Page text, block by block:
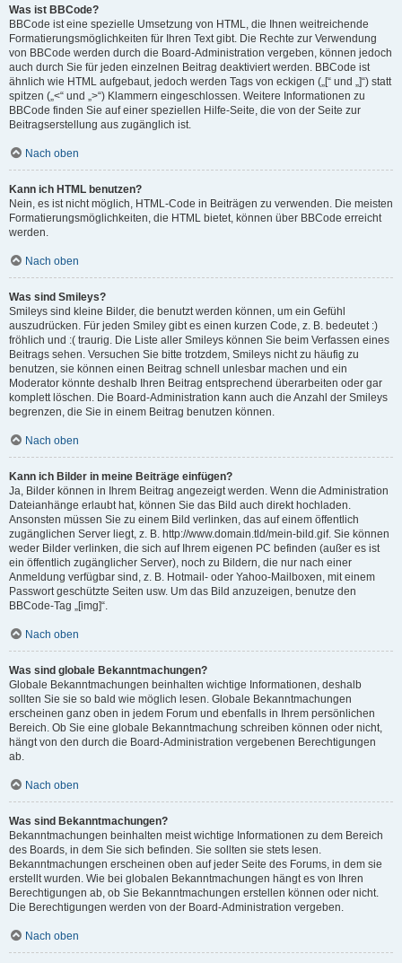
Was ist BBCode?
BBCode ist eine spezielle Umsetzung von HTML, die Ihnen weitreichende
Formatierungsmöglichkeiten für Ihren Text gibt. Die Rechte zur Verwendung
von BBCode werden durch die Board-Administration vergeben, können jedoch
auch durch Sie für jeden einzelnen Beitrag deaktiviert werden. BBCode ist
ähnlich wie HTML aufgebaut, jedoch werden Tags von eckigen („[“ und „]“) statt
spitzen („<“ und „>“) Klammern eingeschlossen. Weitere Informationen zu
BBCode finden Sie auf einer speziellen Hilfe-Seite, die von der Seite zur
Beitragserstellung aus zugänglich ist.
Nach oben
Kann ich HTML benutzen?
Nein, es ist nicht möglich, HTML-Code in Beiträgen zu verwenden. Die meisten
Formatierungsmöglichkeiten, die HTML bietet, können über BBCode erreicht
werden.
Nach oben
Was sind Smileys?
Smileys sind kleine Bilder, die benutzt werden können, um ein Gefühl
auszudrücken. Für jeden Smiley gibt es einen kurzen Code, z. B. bedeutet :)
fröhlich und :( traurig. Die Liste aller Smileys können Sie beim Verfassen eines
Beitrags sehen. Versuchen Sie bitte trotzdem, Smileys nicht zu häufig zu
benutzen, sie können einen Beitrag schnell unlesbar machen und ein
Moderator könnte deshalb Ihren Beitrag entsprechend überarbeiten oder gar
komplett löschen. Die Board-Administration kann auch die Anzahl der Smileys
begrenzen, die Sie in einem Beitrag benutzen können.
Nach oben
Kann ich Bilder in meine Beiträge einfügen?
Ja, Bilder können in Ihrem Beitrag angezeigt werden. Wenn die Administration
Dateianhänge erlaubt hat, können Sie das Bild auch direkt hochladen.
Ansonsten müssen Sie zu einem Bild verlinken, das auf einem öffentlich
zugänglichen Server liegt, z. B. http://www.domain.tld/mein-bild.gif. Sie können
weder Bilder verlinken, die sich auf Ihrem eigenen PC befinden (außer es ist
ein öffentlich zugänglicher Server), noch zu Bildern, die nur nach einer
Anmeldung verfügbar sind, z. B. Hotmail- oder Yahoo-Mailboxen, mit einem
Passwort geschützte Seiten usw. Um das Bild anzuzeigen, benutze den
BBCode-Tag „[img]“.
Nach oben
Was sind globale Bekanntmachungen?
Globale Bekanntmachungen beinhalten wichtige Informationen, deshalb
sollten Sie sie so bald wie möglich lesen. Globale Bekanntmachungen
erscheinen ganz oben in jedem Forum und ebenfalls in Ihrem persönlichen
Bereich. Ob Sie eine globale Bekanntmachung schreiben können oder nicht,
hängt von den durch die Board-Administration vergebenen Berechtigungen
ab.
Nach oben
Was sind Bekanntmachungen?
Bekanntmachungen beinhalten meist wichtige Informationen zu dem Bereich
des Boards, in dem Sie sich befinden. Sie sollten sie stets lesen.
Bekanntmachungen erscheinen oben auf jeder Seite des Forums, in dem sie
erstellt wurden. Wie bei globalen Bekanntmachungen hängt es von Ihren
Berechtigungen ab, ob Sie Bekanntmachungen erstellen können oder nicht.
Die Berechtigungen werden von der Board-Administration vergeben.
Nach oben